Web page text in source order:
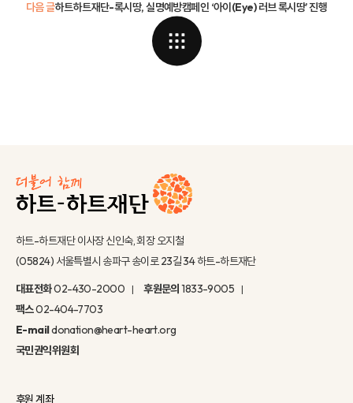
하트하트재단-록시땅, 실명예방캠페인 ‘아이(Eye) 러브 록시땅’ 진행
다음 글
하트-하트재단 이사장 신인숙, 회장 오지철
(05824) 서울특별시 송파구 송이로 23길 34 하트-하트재단
대표전화02-430-2000 후원문의1833-9005
팩스02-404-7703
E-maildonation@heart-heart.org
국민권익위원회
후원 계좌